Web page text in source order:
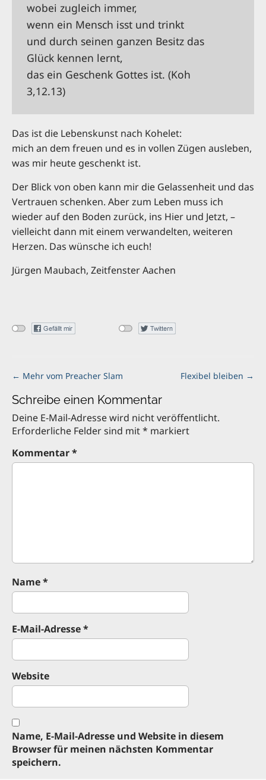
wobei zugleich immer,
wenn ein Mensch isst und trinkt
und durch seinen ganzen Besitz das
Glück kennen lernt,
das ein Geschenk Gottes ist. (Koh
3,12.13)
Das ist die Lebenskunst nach Kohelet:
mich an dem freuen und es in vollen Zügen ausleben,
was mir heute geschenkt ist.
Der Blick von oben kann mir die Gelassenheit und das
Vertrauen schenken. Aber zum Leben muss ich
wieder auf den Boden zurück, ins Hier und Jetzt, –
vielleicht dann mit einem verwandelten, weiteren
Herzen. Das wünsche ich euch!
Jürgen Maubach, Zeitfenster Aachen
P
s
t
n
v
i
← Mehr vom Preacher Slam Flexibel bleiben →
Schreibe einen Kommentar
Deine E-Mail-Adresse wird nicht veröffentlicht.
Erforderliche Felder sind mit* markiert
Kommentar*
Name*
E-Mail-Adresse*
Website
Name, E-Mail-Adresse und Website in diesem
Browser für meinen nächsten Kommentar
speichern.